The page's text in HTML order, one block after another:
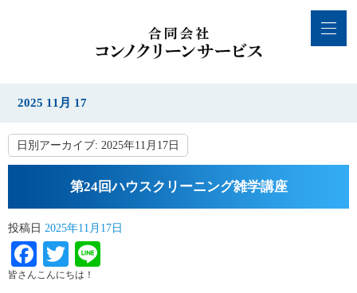
2025 11月 17
日別アーカイブ: 2025年11月17日
第24回ハウスクリーニング雑学講座
投稿日 2025年11月17日
Facebook
Twitter
皆さんこんにちは！